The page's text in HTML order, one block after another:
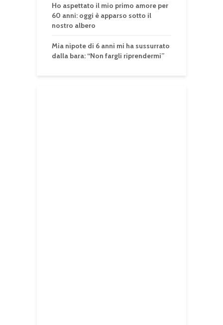
Ho aspettato il mio primo amore per
60 anni: oggi è apparso sotto il
nostro albero
Mia nipote di 6 anni mi ha sussurrato
dalla bara: “Non fargli riprendermi”